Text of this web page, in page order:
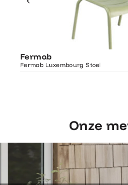
Fermob
Fermob Luxembourg Stoel
Ontdek
Onze